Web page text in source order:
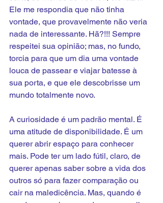
Ele me respondia que não tinha
vontade, que provavelmente não veria
nada de interessante. Hã?!!! Sempre
respeitei sua opinião; mas, no fundo,
torcia para que um dia uma vontade
louca de passear e viajar batesse à
sua porta, e que ele descobrisse um
mundo totalmente novo.
A curiosidade é um padrão mental. É
uma atitude de disponibilidade. É um
querer abrir espaço para conhecer
mais. Pode ter um lado fútil, claro, de
querer apenas saber sobre a vida dos
outros só para fazer comparação ou
cair na maledicência. Mas, quando é